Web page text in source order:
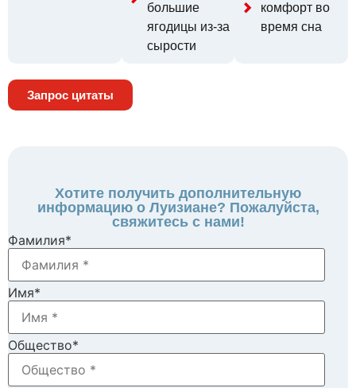
большие
ягодицы из-за
сырости
комфорт во
время сна
Запрос цитаты
Хотите получить дополнительную
информацию о Луизиане? Пожалуйста,
свяжитесь с нами!
Фамилия*
Имя*
Общество*